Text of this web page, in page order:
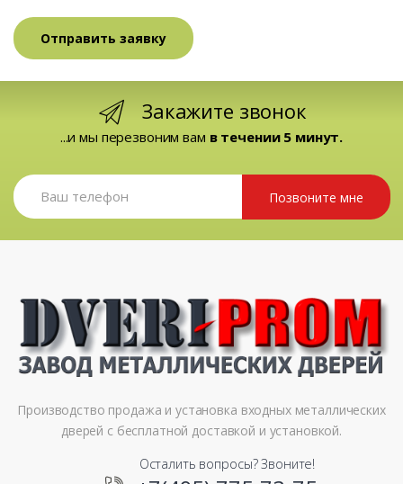
Закажите звонок
...и мы перезвоним вам в течении 5 минут.
Позвоните мне
Производство продажа и установка входных металлических
дверей с бесплатной доставкой и установкой.
Осталить вопросы? Звоните!